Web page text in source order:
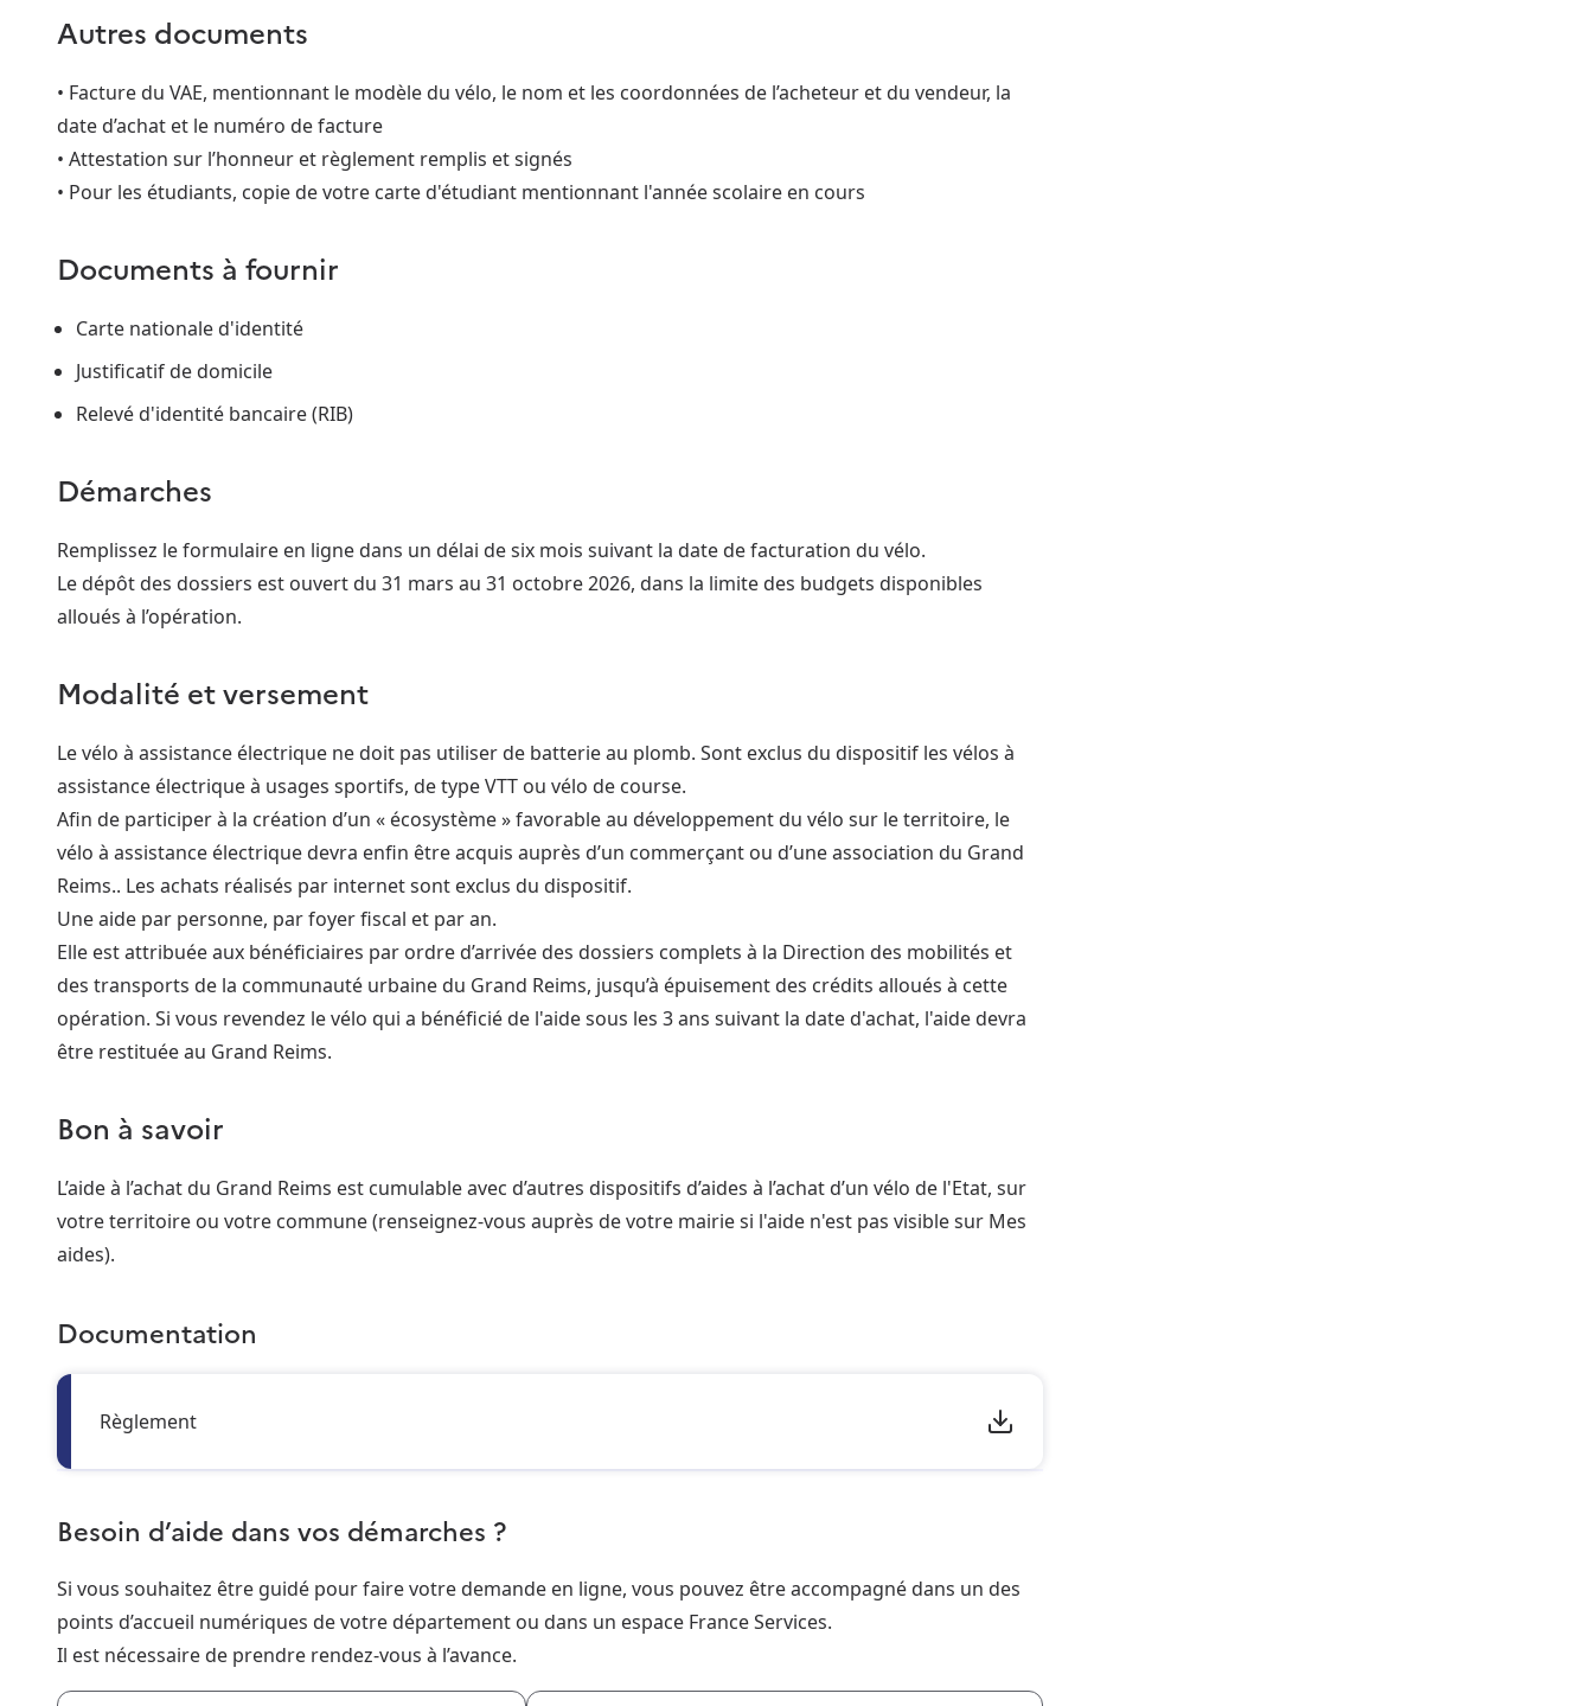
Autres documents
• Facture du VAE, mentionnant le modèle du vélo, le nom et les coordonnées de l’acheteur et du vendeur, la
date d’achat et le numéro de facture
• Attestation sur l’honneur et règlement remplis et signés
• Pour les étudiants, copie de votre carte d'étudiant mentionnant l'année scolaire en cours
Documents à fournir
Carte nationale d'identité
Justificatif de domicile
Relevé d'identité bancaire (RIB)
Démarches
Remplissez le formulaire en ligne dans un délai de six mois suivant la date de facturation du vélo.
Le dépôt des dossiers est ouvert du 31 mars au 31 octobre 2026, dans la limite des budgets disponibles
alloués à l’opération.
Modalité et versement
Le vélo à assistance électrique ne doit pas utiliser de batterie au plomb. Sont exclus du dispositif les vélos à
assistance électrique à usages sportifs, de type VTT ou vélo de course.
Afin de participer à la création d’un « écosystème » favorable au développement du vélo sur le territoire, le
vélo à assistance électrique devra enfin être acquis auprès d’un commerçant ou d’une association du Grand
Reims.. Les achats réalisés par internet sont exclus du dispositif.
Une aide par personne, par foyer fiscal et par an.
Elle est attribuée aux bénéficiaires par ordre d’arrivée des dossiers complets à la Direction des mobilités et
des transports de la communauté urbaine du Grand Reims, jusqu’à épuisement des crédits alloués à cette
opération. Si vous revendez le vélo qui a bénéficié de l'aide sous les 3 ans suivant la date d'achat, l'aide devra
être restituée au Grand Reims.
Bon à savoir
L’aide à l’achat du Grand Reims est cumulable avec d’autres dispositifs d’aides à l’achat d’un vélo de l'Etat, sur
votre territoire ou votre commune (renseignez-vous auprès de votre mairie si l'aide n'est pas visible sur Mes
aides).
Documentation
Règlement
Besoin d’aide dans vos démarches ?
Si vous souhaitez être guidé pour faire votre demande en ligne, vous pouvez être accompagné dans un des
points d’accueil numériques de votre département ou dans un espace France Services.
Il est nécessaire de prendre rendez-vous à l’avance.